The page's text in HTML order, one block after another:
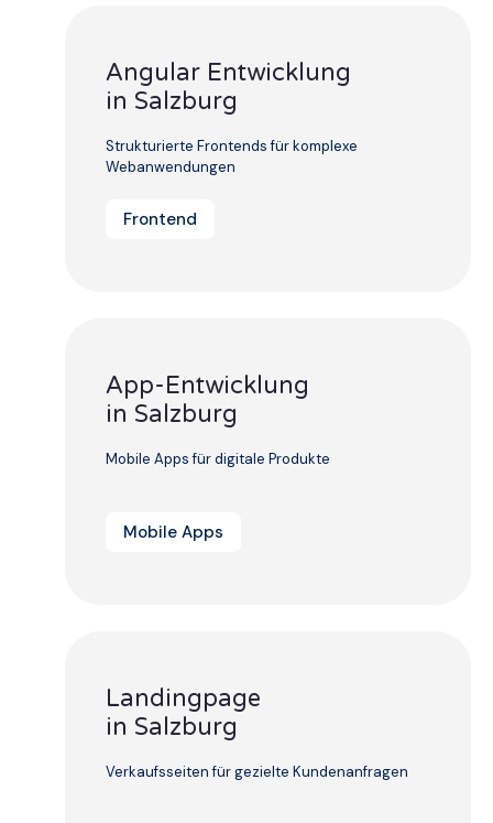
Angular Entwicklung
in Salzburg
Strukturierte Frontends für komplexe
Webanwendungen
Frontend
App-Entwicklung
in Salzburg
Mobile Apps für digitale Produkte
Mobile Apps
Landingpage
in Salzburg
Verkaufsseiten für gezielte Kundenanfragen